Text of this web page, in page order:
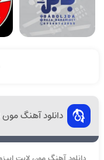
دانلود آهنگ مون لایت اپیزود